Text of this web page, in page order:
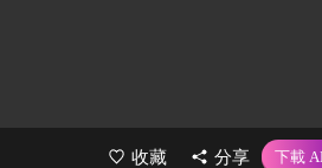
收藏 分享